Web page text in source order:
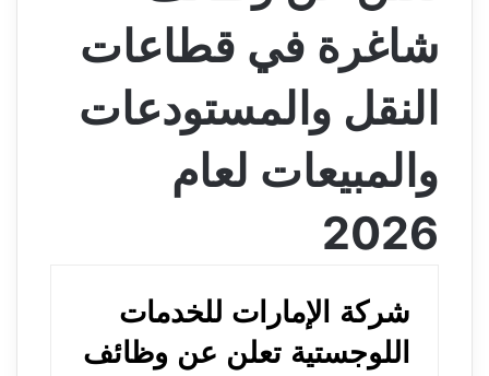
شاغرة في قطاعات
النقل والمستودعات
والمبيعات لعام
2026
شركة الإمارات للخدمات
اللوجستية تعلن عن وظائف